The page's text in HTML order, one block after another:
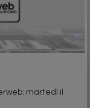
martedì il